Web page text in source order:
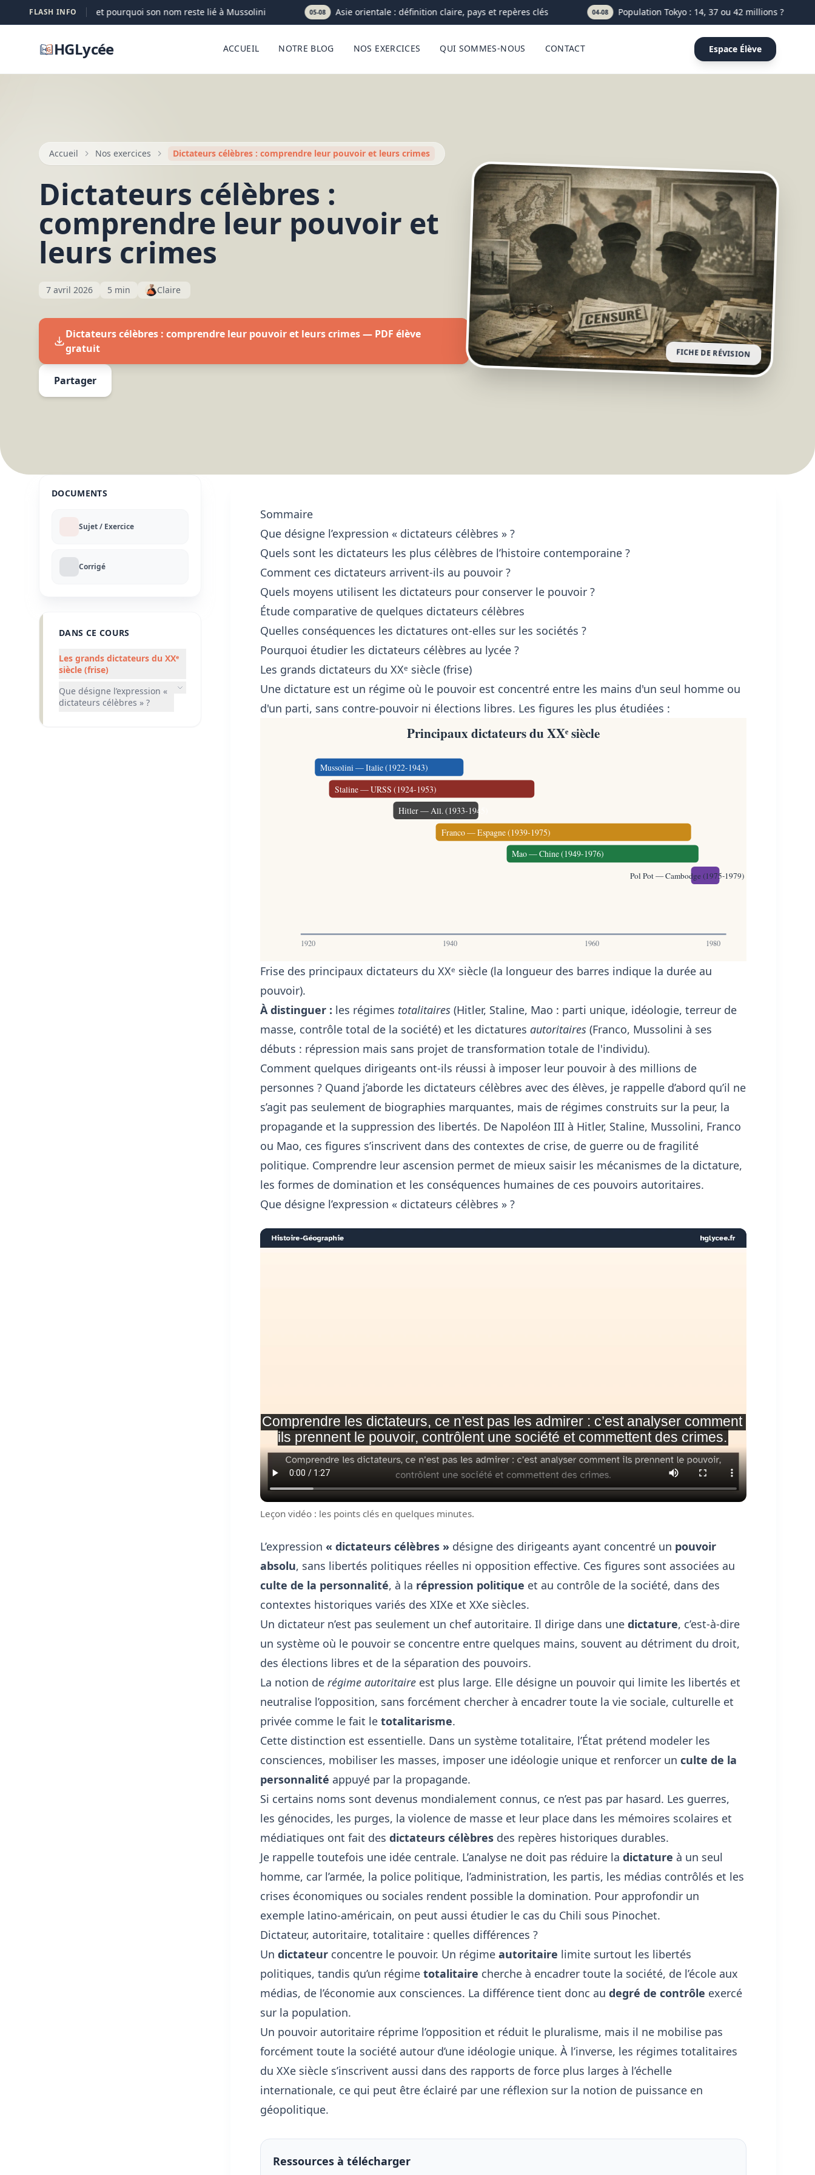
FLASH INFO
: qui elle est et pourquoi son nom reste lié à Mussolini 05-08 Asie orientale : définition claire, pays et repères clés 04-08 Population Tokyo : 14, 37 ou 42 millions ? Le bon
HGLycée ACCUEIL NOTRE BLOG NOS EXERCICES QUI SOMMES-NOUS CONTACT Espace Élève
Accueil Nos exercices Dictateurs célèbres : comprendre leur pouvoir et leurs crimes
Dictateurs célèbres :
comprendre leur pouvoir et
leurs crimes
7 avril 2026 5 min Claire
Dictateurs célèbres : comprendre leur pouvoir et leurs crimes — PDF élève
gratuit
Partager
FICHE DE RÉVISION
DOCUMENTS
Sujet / Exercice
Corrigé
DANS CE COURS
Les grands dictateurs du XXᵉ
siècle (frise)
Que désigne l’expression «
dictateurs célèbres » ?
Sommaire
Que désigne l’expression « dictateurs célèbres » ?
Quels sont les dictateurs les plus célèbres de l’histoire contemporaine ?
Comment ces dictateurs arrivent-ils au pouvoir ?
Quels moyens utilisent les dictateurs pour conserver le pouvoir ?
Étude comparative de quelques dictateurs célèbres
Quelles conséquences les dictatures ont-elles sur les sociétés ?
Pourquoi étudier les dictateurs célèbres au lycée ?
Les grands dictateurs du XXᵉ siècle (frise)
Une dictature est un régime où le pouvoir est concentré entre les mains d'un seul homme ou
d'un parti, sans contre-pouvoir ni élections libres. Les figures les plus étudiées :
Principaux dictateurs du XXᵉ siècle
1920 1940 1960 1980
Mussolini — Italie (1922-1943)
Staline — URSS (1924-1953)
Hitler — All. (1933-1945)
Franco — Espagne (1939-1975)
Mao — Chine (1949-1976)
Pol Pot — Cambodge (1975-1979)
Frise des principaux dictateurs du XXᵉ siècle (la longueur des barres indique la durée au
pouvoir).
À distinguer : les régimes totalitaires(Hitler, Staline, Mao : parti unique, idéologie, terreur de
masse, contrôle total de la société) et les dictatures autoritaires(Franco, Mussolini à ses
débuts : répression mais sans projet de transformation totale de l'individu).
Comment quelques dirigeants ont-ils réussi à imposer leur pouvoir à des millions de
personnes ? Quand j’aborde les dictateurs célèbres avec des élèves, je rappelle d’abord qu’il ne
s’agit pas seulement de biographies marquantes, mais de régimes construits sur la peur, la
propagande et la suppression des libertés. De Napoléon III à Hitler, Staline, Mussolini, Franco
ou Mao, ces figures s’inscrivent dans des contextes de crise, de guerre ou de fragilité
politique. Comprendre leur ascension permet de mieux saisir les mécanismes de la dictature,
les formes de domination et les conséquences humaines de ces pouvoirs autoritaires.
Que désigne l’expression « dictateurs célèbres » ?
Leçon vidéo : les points clés en quelques minutes.
L’expression « dictateurs célèbres »désigne des dirigeants ayant concentré un pouvoir
absolu, sans libertés politiques réelles ni opposition effective. Ces figures sont associées au
culte de la personnalité, à la répression politique et au contrôle de la société, dans des
contextes historiques variés des XIXe et XXe siècles.
Un dictateur n’est pas seulement un chef autoritaire. Il dirige dans une dictature, c’est-à-dire
un système où le pouvoir se concentre entre quelques mains, souvent au détriment du droit,
des élections libres et de la séparation des pouvoirs.
La notion de régime autoritaireest plus large. Elle désigne un pouvoir qui limite les libertés et
neutralise l’opposition, sans forcément chercher à encadrer toute la vie sociale, culturelle et
privée comme le fait le totalitarisme.
Cette distinction est essentielle. Dans un système totalitaire, l’État prétend modeler les
consciences, mobiliser les masses, imposer une idéologie unique et renforcer un culte de la
personnalité appuyé par la propagande.
Si certains noms sont devenus mondialement connus, ce n’est pas par hasard. Les guerres,
les génocides, les purges, la violence de masse et leur place dans les mémoires scolaires et
médiatiques ont fait des dictateurs célèbresdes repères historiques durables.
Je rappelle toutefois une idée centrale. L’analyse ne doit pas réduire la dictature à un seul
homme, car l’armée, la police politique, l’administration, les partis, les médias contrôlés et les
crises économiques ou sociales rendent possible la domination. Pour approfondir un
exemple latino-américain, on peut aussi étudier le cas du Chili sous Pinochet.
Dictateur, autoritaire, totalitaire : quelles différences ?
Un dictateurconcentre le pouvoir. Un régime autoritaire limite surtout les libertés
politiques, tandis qu’un régime totalitaire cherche à encadrer toute la société, de l’école aux
médias, de l’économie aux consciences. La différence tient donc au degré de contrôle exercé
sur la population.
Un pouvoir autoritaire réprime l’opposition et réduit le pluralisme, mais il ne mobilise pas
forcément toute la société autour d’une idéologie unique. À l’inverse, les régimes totalitaires
du XXe siècle s’inscrivent aussi dans des rapports de force plus larges à l’échelle
internationale, ce qui peut être éclairé par une réflexion sur la notion de puissance en
géopolitique.
Ressources à télécharger